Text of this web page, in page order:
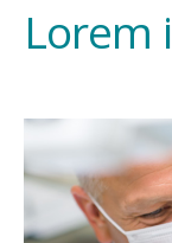
Lorem